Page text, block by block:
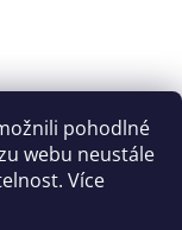
pohodlné
webu neustále
Více